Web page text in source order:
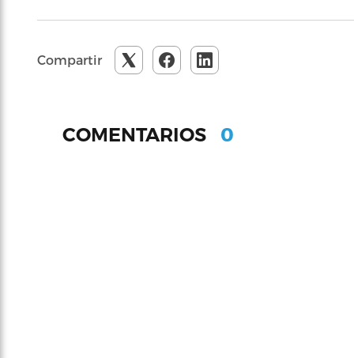
Compartir
COMENTARIOS 0